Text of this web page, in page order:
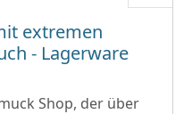
extremen
- Lagerware
Shop, der über